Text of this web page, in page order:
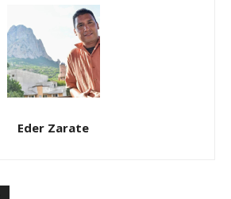
Eder Zarate